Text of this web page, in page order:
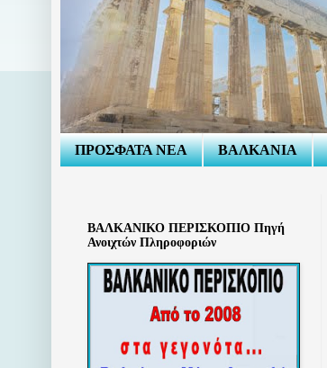
ΠΡΟΣΦΑΤΑ ΝΕΑ ΒΑΛΚΑΝΙΑ
ΒΑΛΚΑΝΙΚΟ ΠΕΡΙΣΚΟΠΙΟ Πηγή
Ανοιχτών Πληροφοριών